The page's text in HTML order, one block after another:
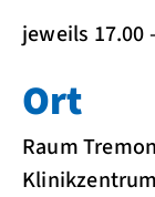
jeweils 17.00
Ort
Raum